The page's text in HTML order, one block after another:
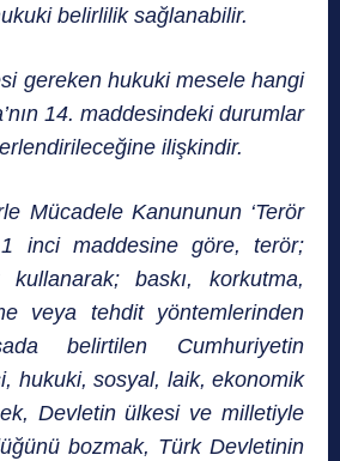
belirlilik sağlanabilir.
gereken hukuki mesele hangi
14. maddesindeki durumlar
ilişkindir.
Mücadele Kanununun ‘Terör
1 inci maddesine göre, terör;
baskı, korkutma,
veya tehdit yöntemlerinden
belirtilen Cumhuriyetin
hukuki, sosyal, laik, ekonomik
Devletin ülkesi ve milletiyle
bozmak, Türk Devletinin